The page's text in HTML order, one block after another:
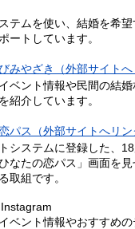
テムを使い、結婚を希
ートしています。
みやざき（外部サイトへ
ベント情報や民間の結
紹介しています。
パス（外部サイトへリン
システムに登録した、
なたの恋パス」画面を
取組です。
Instagram
ベント情報やおすすめの